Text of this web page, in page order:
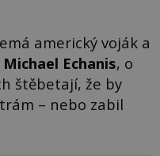
americký voják a
Michael Echanis, o
štěbetají, že by
– nebo zabil